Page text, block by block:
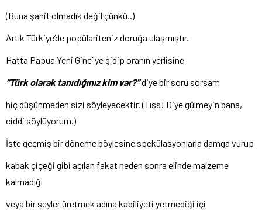
(Buna şahit olmadık değil çünkü..)
Artık Türkiye’de popülariteniz doruğa ulaşmıştır.
Hatta Papua Yeni Gine’ ye gidip oranın yerlisine
“Türk olarak tanıdığınız kim var?”diye bir soru sorsam
hiç düşünmeden sizi söyleyecektir. (Tıss! Diye gülmeyin bana,
ciddi söylüyorum.)
İşte geçmiş bir döneme böylesine spekülasyonlarla damga vurup
kabak çiçeği gibi açılan fakat neden sonra elinde malzeme
kalmadığı
veya bir şeyler üretmek adına kabiliyeti yetmediği içi